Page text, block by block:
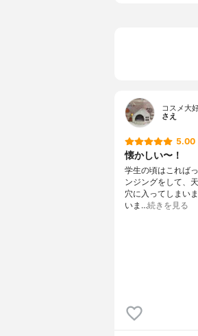
コスメ大
さえ
5.00
懐かしい〜！
学生の頃はこれば
ンジングをして、
穴に入ってしまい
いま…続きを見る